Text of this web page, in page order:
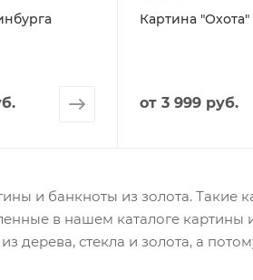
Картина "Охота"
от 3 999 руб.
и банкноты из золота. Такие
в нашем каталоге
дерева, стекла и золота, а